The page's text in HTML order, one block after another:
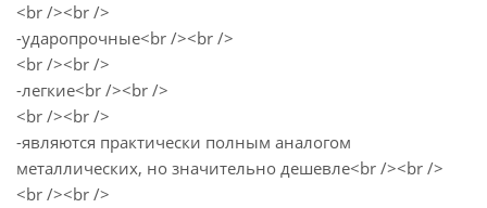
<br /><br />
-ударопрочные<br /><br />
<br /><br />
-легкие<br /><br />
<br /><br />
-являются практически полным аналогом
металлических, но значительно дешевле<br /><br />
<br /><br />